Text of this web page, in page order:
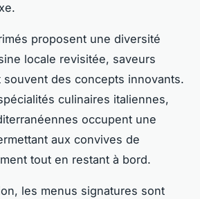
proposent une diversité
locale revisitée, saveurs
souvent des concepts innovants.
culinaires italiennes,
occupent une
aux convives de
tout en restant à bord.
les menus signatures sont